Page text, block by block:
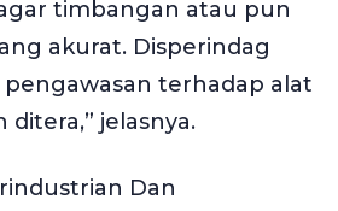
timbangan atau pun
akurat. Disperindag
terhadap alat
jelasnya.
Dan